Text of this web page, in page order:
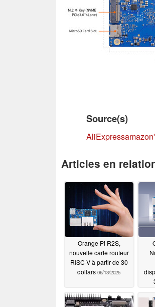
Source(s)
AliExpressamazon
Articles en
Orange Pi R2S,
nouvelle carte routeur
RISC-V à partir de 30
dollars 06/13/2025